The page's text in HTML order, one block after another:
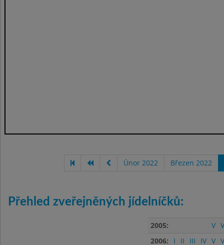
Únor 2022 Březen 2022
Přehled zveřejněných jídelníčků:
2005: V
2006:
I II III IV V